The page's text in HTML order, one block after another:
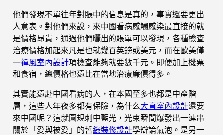
他們發現不單往年對賬中的信息是真的，事實還要更出
人意表。對他們來說，來中國看病感觸感染最直接的就
是價格昂貴，通過他們曬出的賬單可以發現，各種檢查
治療價格加起來凡是也就幾百英鎊或美元，而在歐美僅
一禪風室內設計項檢查能夠就要數千元。即便加上機票
和食宿，總價格也遠比在當地治療廉價得多。
其實能遠赴中國看病的人，在本國至多也都是中產階
層，這些人年夜多都有保險，為什么大直室內設計還要
來中國呢？這就圓規刺中藍光，光束瞬間爆發出一連串
關於「愛與被愛」的哲綠裝修設計學辯論氣泡。是另一